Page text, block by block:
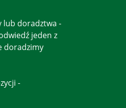
lub doradztwa -
jeden z
doradzimy
-